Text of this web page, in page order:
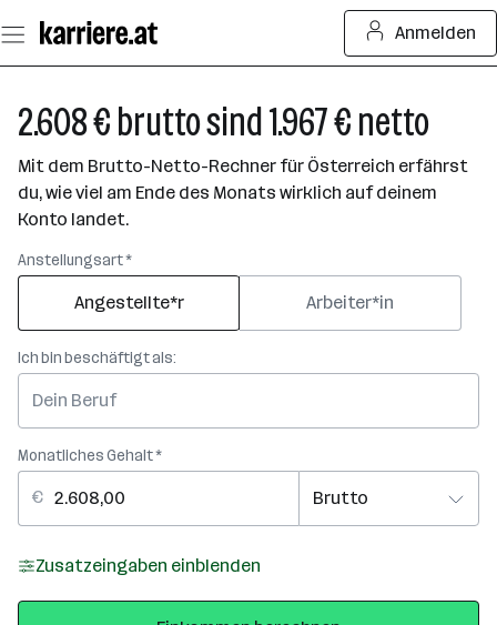
Seiteninhalt
springen
Anmelden
2.608 € brutto sind 1.967 € netto
Mit dem Brutto-Netto-Rechner für Österreich erfährst
du, wie viel am Ende des Monats wirklich auf deinem
Konto landet.
Anstellungsart *
Angestellte*r Arbeiter*in
Ich bin beschäftigt als:
Monatliches Gehalt *
Zusatzeingaben einblenden